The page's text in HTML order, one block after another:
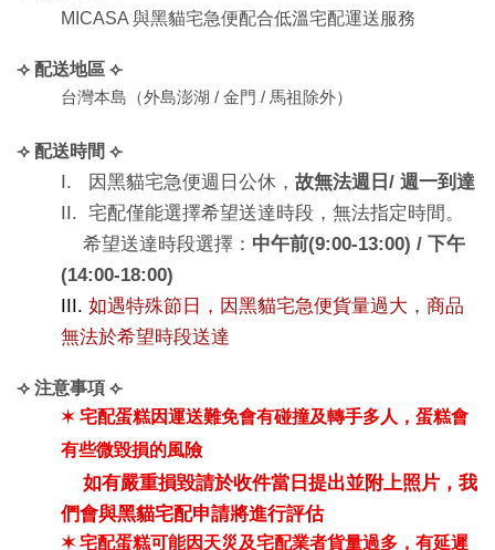
MICASA 與黑貓宅急便配合低溫宅配運送服務
⟢ 配送地區 ⟣
台灣本島（外島澎湖 / 金門 / 馬祖除外）
⟢ 配送時間 ⟣
I.   因黑貓宅急便週日公休， 故無法週日/ 週一到達
II.  宅配僅能選擇希望送達時段，無法指定時間。
希望送達時段選擇： 中午前(9:00-13:00) / 下午
(14:00-18:00)
III. 如遇特殊節日，因黑貓宅急便貨量過大，商品
無法於希望時段送達
⟢ 注意事項 ⟣
✶ 宅配蛋糕因運送難免會有碰撞及轉手多人，蛋糕會
有些微毀損的風險
們會與黑貓宅配申請將進行評估
✶ 宅配蛋糕可能因天災及宅配業者貨量過多，有延遲